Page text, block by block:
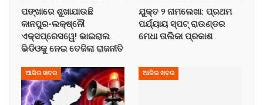
ପଙ୍ଖାରେ ଶୁଖାଯାଉଛି
କାନପୁର-ଲକ୍ଷ୍ନୌ
ଏକ୍ସପ୍ରେସୱେ! ଭାଇରାଲ
ଭିଡିଓକୁ ନେଇ ତେଜିଲା ରାଜନୀତି
ଯୁକ୍ତ ୨ ନାମଲେଖା: ପ୍ରଥମ
ପର୍ଯ୍ୟାୟ ସ୍ପଟ୍ ରାଉଣ୍ଡର
ମେଧା ତାଲିକା ପ୍ରକାଶ
ଆଜିର ଖବର ଆଜିର ଖବର